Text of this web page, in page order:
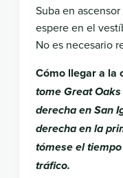
Suba en
espere en el
No es necesario
Cómo llegar a la
tome Great
derecha en San
derecha en la
tómese el
tráfico.